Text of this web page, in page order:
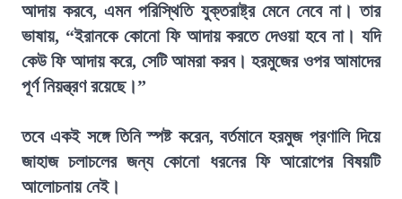
আদায় করবে, এমন পরিস্থিতি যুক্তরাষ্ট্র মেনে নেবে না। তার
ভাষায়, “ইরানকে কোনো ফি আদায় করতে দেওয়া হবে না। যদি
কেউ ফি আদায় করে, সেটি আমরা করব। হরমুজের ওপর আমাদের
পূর্ণ নিয়ন্ত্রণ রয়েছে।”
তবে একই সঙ্গে তিনি স্পষ্ট করেন, বর্তমানে হরমুজ প্রণালি দিয়ে
জাহাজ চলাচলের জন্য কোনো ধরনের ফি আরোপের বিষয়টি
আলোচনায় নেই।